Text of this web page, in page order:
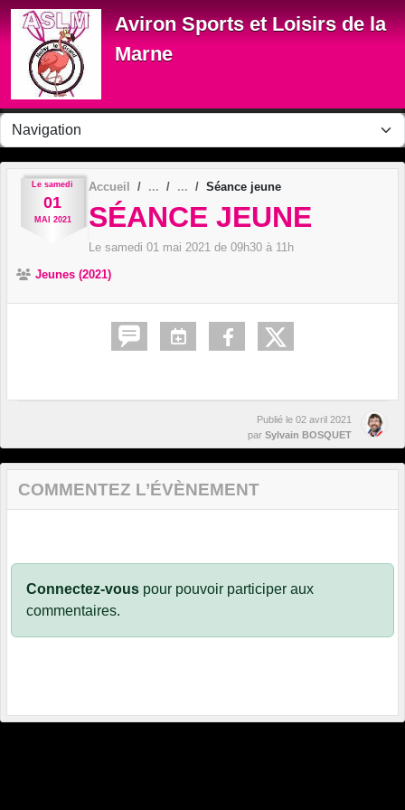
Aviron Sports et Loisirs de la
Marne
Le samedi
01
MAI 2021
Accueil Séance jeune
SÉANCE JEUNE
Le samedi 01 mai 2021 de 09h30 à 11h
Jeunes (2021)
Publié le 02 avril 2021
par Sylvain BOSQUET
COMMENTEZ L’ÉVÈNEMENT
Connectez-vous pour pouvoir participer aux
commentaires.
Panneau de gestion des cookies